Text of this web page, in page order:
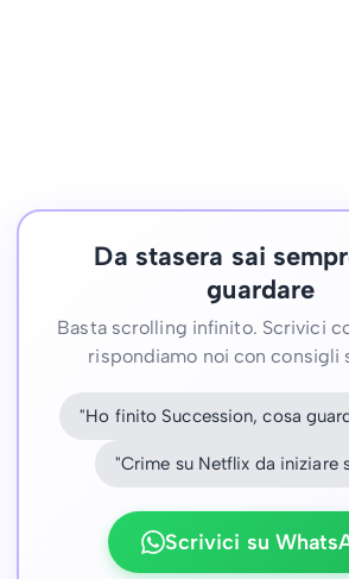
Da stasera sai
guardare
Basta scrolling infinito. Scrivici
rispondiamo noi con consigli
"Ho finito Succession, cosa
"Crime su Netflix da iniziare
Scrivici su